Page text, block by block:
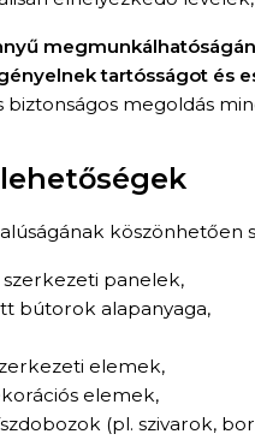
tartósságot és
megoldás
köszönhetően
panelek,
bútorok alapanyaga,
elemek,
elemek,
(pl. szivarok,